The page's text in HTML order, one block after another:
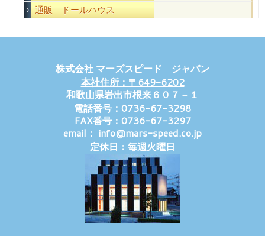
通販 ドールハウス
株式会社 マーズスピード ジャパン
本社住所：〒649-6202
和歌山県岩出市根来６０７－１
電話番号：0736-67-3298
FAX番号：0736-67-3297
email： info@mars-speed.co.jp
定休日：毎週火曜日